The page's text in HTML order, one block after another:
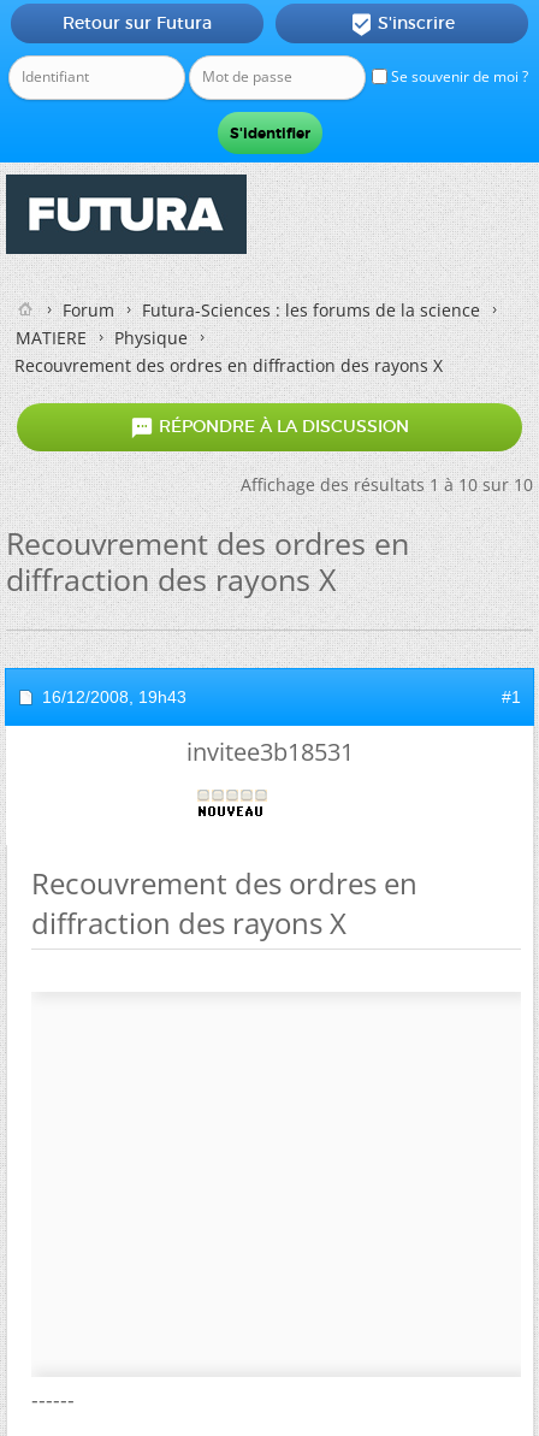
Se souvenir de moi ?
Retour sur Futura  S'inscrire
Forum
Futura-Sciences : les forums de la science
MATIERE
Physique
Recouvrement des ordres en diffraction des rayons X
 RÉPONDRE À LA DISCUSSION
Affichage des résultats 1 à 10 sur 10
Recouvrement des ordres en
diffraction des rayons X
16/12/2008, 19h43 #1
invitee3b18531
Recouvrement des ordres en
diffraction des rayons X
------